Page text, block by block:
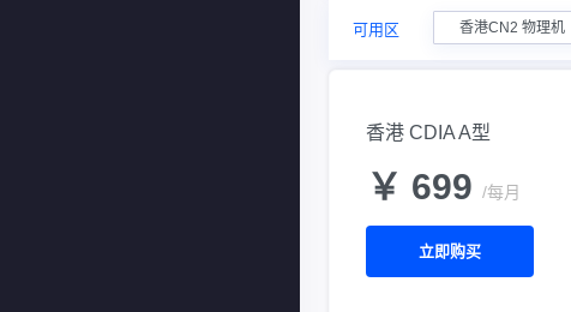
可用区 香港CN2 物理机
香港 CDIA A型
￥ 699 /每月
立即购买